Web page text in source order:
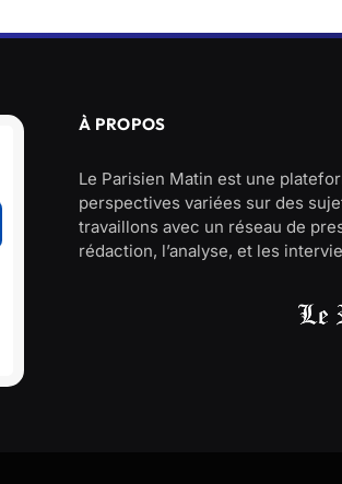
À PROPOS
Le Parisien Matin est une
perspectives variées sur des
travaillons avec un réseau de
rédaction, l’analyse, et les